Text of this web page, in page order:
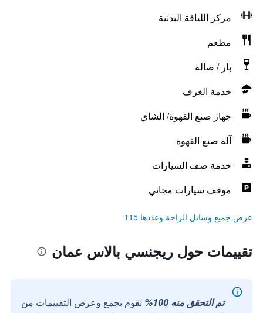
مركز اللياقة البدنية
مطعم
بار / صالة
خدمة الغرف
جهاز صنع القهوة/ الشاي
آلة صنع القهوة
خدمة صف السيارات
موقف سيارات مجاني
عرض جميع وسائل الراحة وعددها 115
تقييمات حول ريجنسي بالاس عمان
تم التحقق منه 100%
نقوم بجمع وعرض التقييمات من